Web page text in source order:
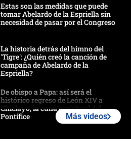
Estas son las medidas que puede
tomar Abelardo de la Espriella sin
necesidad de pasar por el Congreso
La historia detrás del himno del
'Tigre': ¿Quién creó la canción de
campaña de Abelardo de la
Espriella?
De obispo a Papa: así será el
histórico regreso de León XIV a
Chiclayo, la cuna espiritual del
Pontífice
Más videos